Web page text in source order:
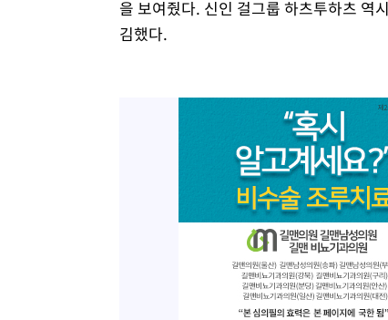
을 보여줬다. 신인 걸그룹 하츠투하츠 역
김했다.